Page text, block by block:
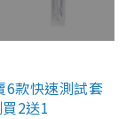
6款快速測試套
2送1